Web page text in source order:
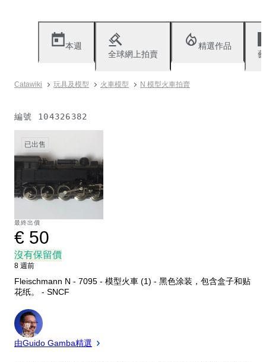
本週
全球網上拍賣
精選作品
Catawiki 玩具及模型 火車模型 N 模型火車拍賣
編號 104326382
已出售
最終出價
€ 50
沒有保留價
8 週前
Fleischmann N - 7095 - 模型火車 (1) - 黑色涂装，包含盒子和贴
花纸。 - SNCF
專
家
由Guido Gamba精選